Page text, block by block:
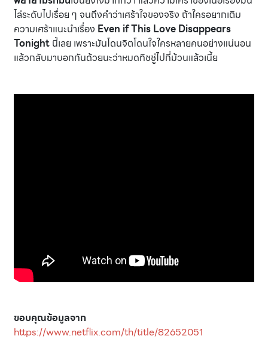
ไล่ระดับไปเรื่อย ๆ จนถึงคำว่าเศร้าใจของจริง ถ้าใครอยากเติม
ความเศร้าแนะนำเรื่อง Even if This Love Disappears
Tonight นี้เลย เพราะมันโดนจิตโดนใจใครหลายคนอย่างแน่นอน
แล้วกลับมาบอกกันด้วยนะว่าหมดทิชชู่ไปกี่ม้วนแล้วเนี้ย
ขอบคุณข้อมูลจาก
https://www.netflix.com/th/title/82652051